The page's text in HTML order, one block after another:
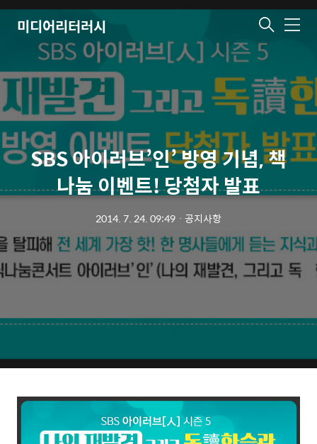
미디어리터러시 메
SBS 아이러브’인’ 방영 기념, 책
나눔 이벤트! 당첨자 발표
2014. 7. 24. 09:49 ㆍ 공지사항